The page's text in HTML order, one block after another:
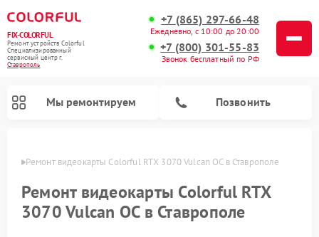
FIX-COLORFUL
Ремонт устройств Colorful
Специализированный
cервисный центр г.
Ставрополь
+7 (865) 297-66-48
Ежедневно, с 10:00 до 20:00
+7 (800) 301-55-83
Звонок бесплатный по РФ
Мы ремонтируем Позвонить
Ремонт видеокарты Colorful RTX 3070 Vulcan OC в Ставрополе
Ремонт видеокарты Colorful RTX
3070 Vulcan OC в Ставрополе